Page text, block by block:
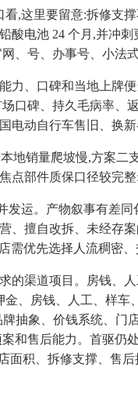
里要留意:拆修支
电池 24 个月,并冲
号、办事号、小法
口碑和当地上牌
口碑、持久毛病率
动自行车售旧、换新
销量爬坡慢,方案二
部件质保口径较完
运。产物叙事有差
擅自改拆、未经存
优先选择人流稠密
道项目。房钱、人
、房钱、人工、样
抽象、价钱系统、
售后能力。首驱仍
积、拆修支撑、售